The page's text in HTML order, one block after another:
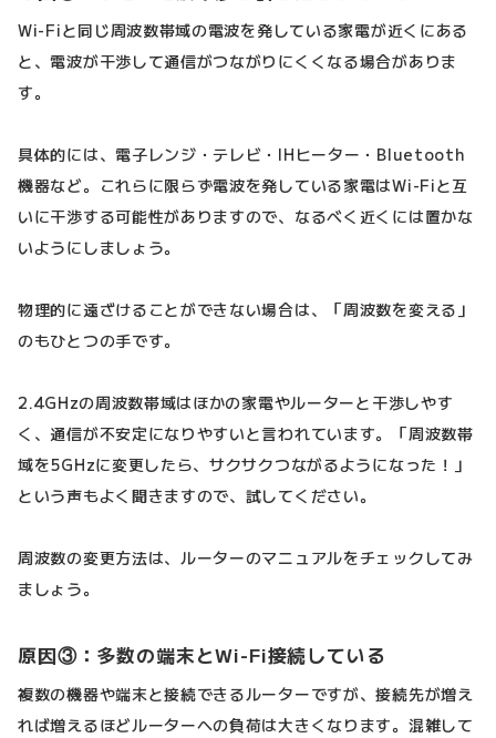
Wi-Fiと同じ周波数帯域の電波を発している家電が近くにある
と、電波が干渉して通信がつながりにくくなる場合がありま
す。
具体的には、電子レンジ・テレビ・IHヒーター・Bluetooth
機器など。これらに限らず電波を発している家電はWi-Fiと互
いに干渉する可能性がありますので、なるべく近くには置かな
いようにしましょう。
物理的に遠ざけることができない場合は、「周波数を変える」
のもひとつの手です。
2.4GHzの周波数帯域はほかの家電やルーターと干渉しやす
く、通信が不安定になりやすいと言われています。「周波数帯
域を5GHzに変更したら、サクサクつながるようになった！」
という声もよく聞きますので、試してください。
周波数の変更方法は、ルーターのマニュアルをチェックしてみ
ましょう。
原因③：多数の端末とWi-Fi接続している
複数の機器や端末と接続できるルーターですが、接続先が増え
れば増えるほどルーターへの負荷は大きくなります。混雑して